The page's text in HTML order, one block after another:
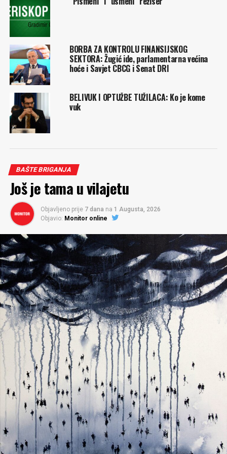
BORBA ZA KONTROLU FINANSIJSKOG
SEKTORA: Žugić ide, parlamentarna većina
hoće i Savjet CBCG i Senat DRI
BELIVUK I OPTUŽBE TUŽILACA: Ko je kome
vuk
BAŠTE BRIGANJA
Još je tama u vilajetu
Objavljeno prije 7 dana na 1 Augusta, 2026
Objavio: Monitor online